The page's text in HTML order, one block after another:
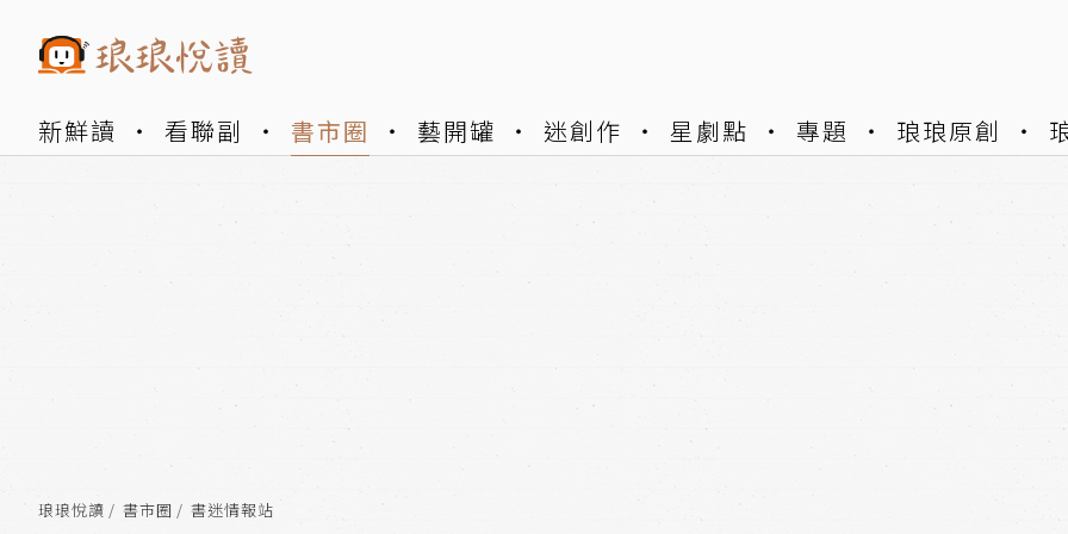
新鮮讀 看聯副 書市圈 藝開罐 迷創作 星劇點 專題 琅琅原創
琅琅悅讀 書市圈 書迷情報站